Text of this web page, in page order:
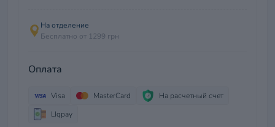
На отделение
Бесплатно от 1299 грн
Оплата
Visa MasterCard
На расчетный счет
LIqpay